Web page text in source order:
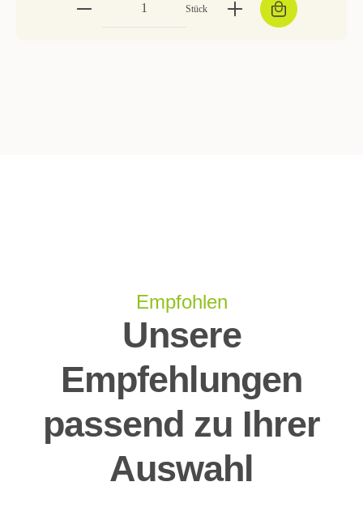
Stück
Empfohlen
Unsere
Empfehlungen
passend zu Ihrer
Auswahl